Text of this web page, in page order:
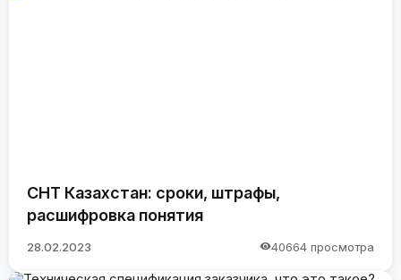
СНТ Казахстан: сроки, штрафы,
расшифровка понятия
28.02.2023 40664 просмотра